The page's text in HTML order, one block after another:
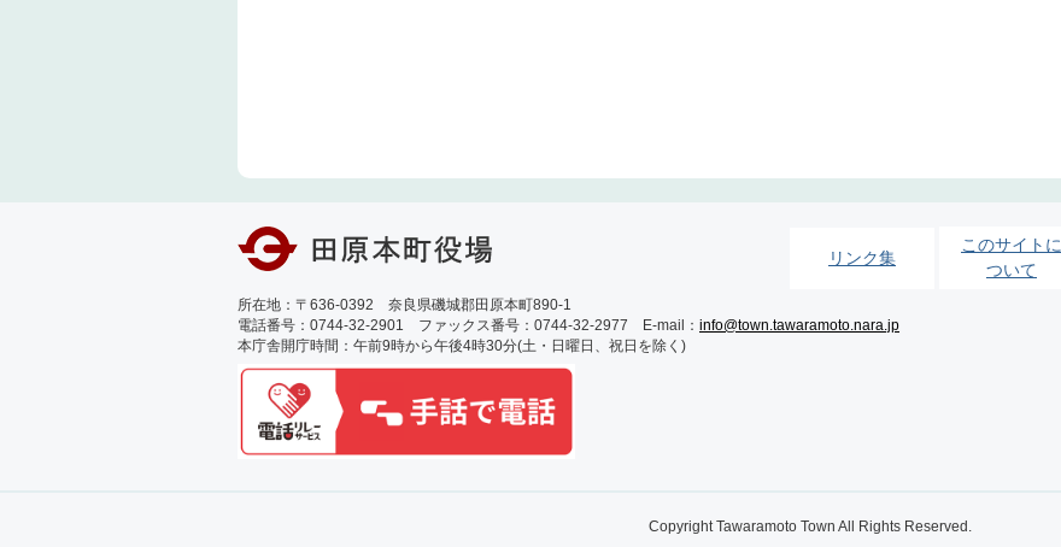
リンク集
このサイトに
ついて
所在地：〒636-0392 奈良県磯城郡田原本町890-1
電話番号：0744-32-2901 ファックス番号：0744-32-2977 E-mail： info@town.tawaramoto.nara.jp
本庁舎開庁時間：午前9時から午後4時30分(土・日曜日、祝日を除く)
Copyright Tawaramoto Town All Rights Reserved.